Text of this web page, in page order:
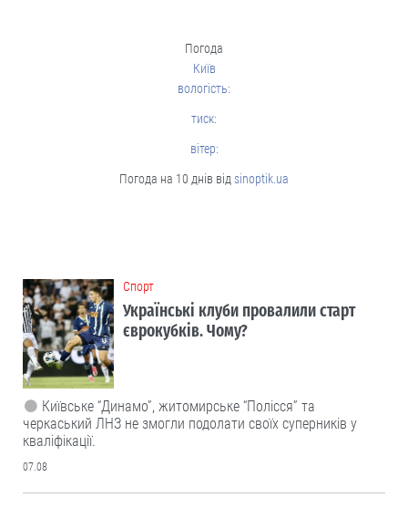
Погода
Київ
вологість:
тиск:
вітер:
Погода на 10 днів від sinoptik.ua
Cпорт
Українські клуби провалили старт
єврокубків. Чому?
Київське “Динамо”, житомирське “Полісся” та
черкаський ЛНЗ не змогли подолати своїх суперників у
кваліфікації.
07.08